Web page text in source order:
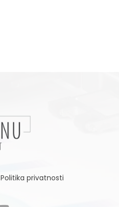
Politika privatnosti